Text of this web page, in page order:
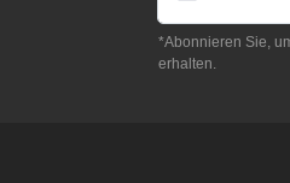
*Abonnieren Sie,
erhalten.